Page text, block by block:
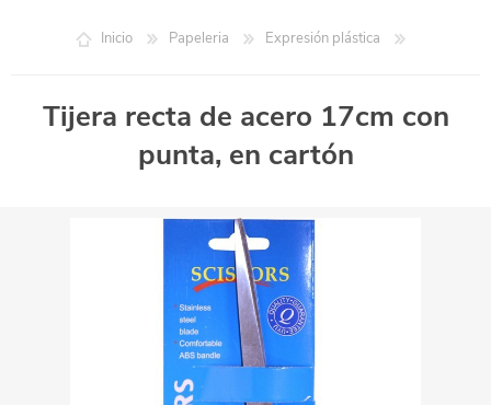
Inicio Papeleria Expresión plástica
Tijera recta de acero 17cm con
punta, en cartón